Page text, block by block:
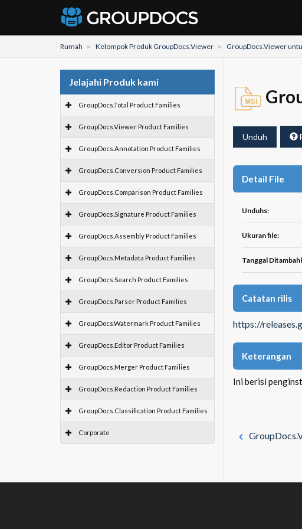
Rumah Kelompok Produk GroupDocs.Viewer GroupDocs.Viewer
Jelajahi Produk kami
GroupDocs.Total Product Families
GroupDocs.Viewer Product Families
GroupDocs.Annotation Product Families
GroupDocs.Conversion Product Families
GroupDocs.Comparison Product Families
GroupDocs.Signature Product Families
GroupDocs.Assembly Product Families
GroupDocs.Metadata Product Families
GroupDocs.Search Product Families
GroupDocs.Parser Product Families
GroupDocs.Watermark Product Families
GroupDocs.Editor Product Families
GroupDocs.Merger Product Families
GroupDocs.Redaction Product Families
GroupDocs.Classification Product Families
Corporate
Unduh
Detail File
Unduhs:
Ukuran file:
Tanggal
Catatan rilis
https://
Keterangan
Ini berisi